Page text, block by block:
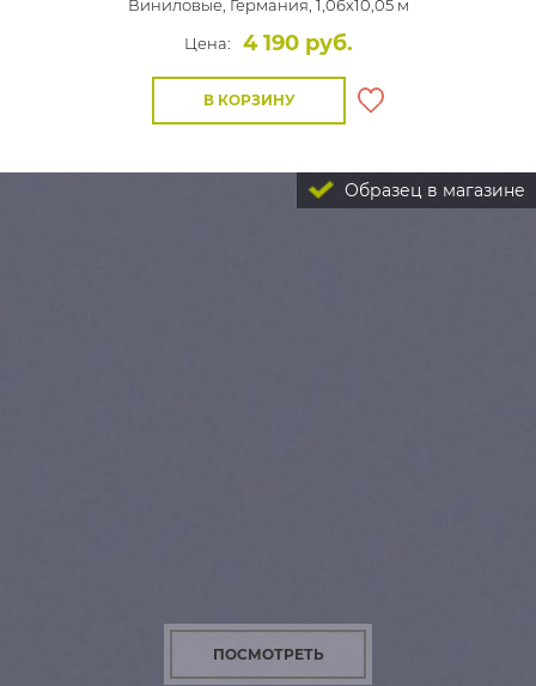
Виниловые, Германия, 1,06x10,05 м
Цена:
4 190 руб.
В КОРЗИНУ
Образец в магазине
ПОСМОТРЕТЬ